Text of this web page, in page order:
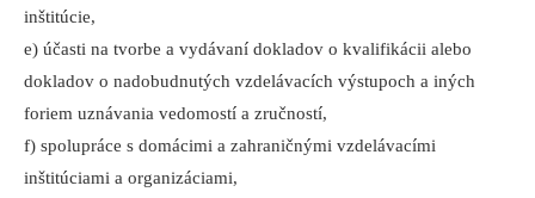
inštitúcie,
e) účasti na tvorbe a vydávaní dokladov o kvalifikácii alebo
dokladov o nadobudnutých vzdelávacích výstupoch a iných
foriem uznávania vedomostí a zručností,
f) spolupráce s domácimi a zahraničnými vzdelávacími
inštitúciami a organizáciami,